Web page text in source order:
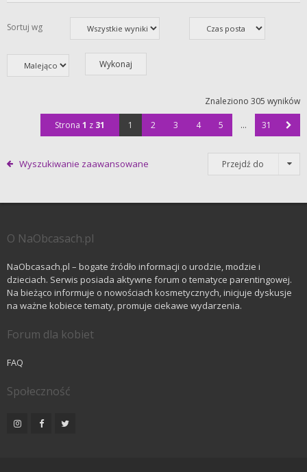
Sortuj wg
Znaleziono 305 wyników
Strona 1 z 31 1 2 3 4 5 … 31
Wyszukiwanie zaawansowane Przejdź do
O NaObcasach.pl
NaObcasach.pl – bogate źródło informacji o urodzie, modzie i
dzieciach. Serwis posiada aktywne forum o tematyce parentingowej.
Na bieżąco informuje o nowościach kosmetycznych, inicjuje dyskusje
na ważne kobiece tematy, promuje ciekawe wydarzenia.
Forum dla kobiet
FAQ
Społeczność